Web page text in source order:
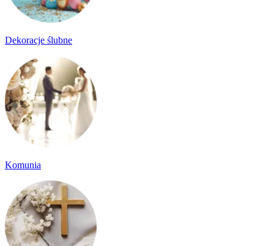
Dekoracje ślubne
Komunia